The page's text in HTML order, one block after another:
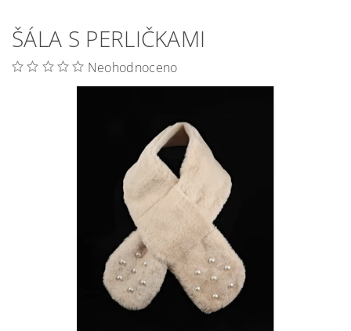
ŠÁLA S PERLIČKAMI
Neohodnoceno